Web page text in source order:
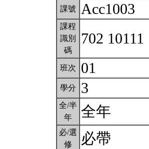
課號 Acc1003
課程
識別
碼
702 10111
班次 01
學分 3
全/半
年
全年
必/選
修
必帶